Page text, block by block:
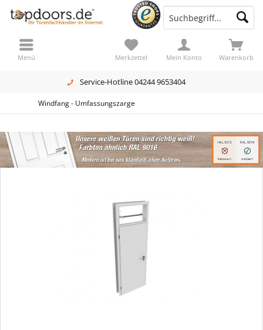
Service-Hotline 04244 9653404
Warenkorb
Merkzettel Mein Konto
Menü
Windfang - Umfassungszarge